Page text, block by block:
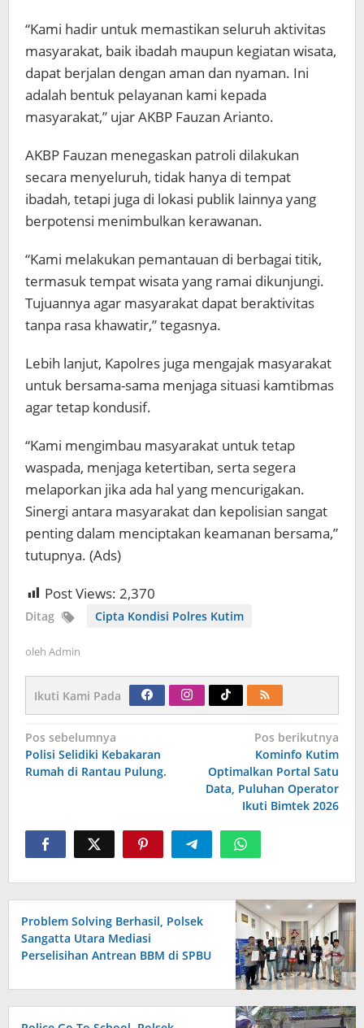
“Kami hadir untuk memastikan seluruh aktivitas
masyarakat, baik ibadah maupun kegiatan wisata,
dapat berjalan dengan aman dan nyaman. Ini
adalah bentuk pelayanan kami kepada
masyarakat,” ujar AKBP Fauzan Arianto.
AKBP Fauzan menegaskan patroli dilakukan
secara menyeluruh, tidak hanya di tempat
ibadah, tetapi juga di lokasi publik lainnya yang
berpotensi menimbulkan kerawanan.
“Kami melakukan pemantauan di berbagai titik,
termasuk tempat wisata yang ramai dikunjungi.
Tujuannya agar masyarakat dapat beraktivitas
tanpa rasa khawatir,” tegasnya.
Lebih lanjut, Kapolres juga mengajak masyarakat
untuk bersama-sama menjaga situasi kamtibmas
agar tetap kondusif.
“Kami mengimbau masyarakat untuk tetap
waspada, menjaga ketertiban, serta segera
melaporkan jika ada hal yang mencurigakan.
Sinergi antara masyarakat dan kepolisian sangat
penting dalam menciptakan keamanan bersama,”
tutupnya. (Ads)
Post Views: 2,370
Ditag Cipta Kondisi Polres Kutim
oleh Admin
Ikuti Kami Pada
Navigasi
pos
Pos sebelumnya
Polisi Selidiki Kebakaran
Rumah di Rantau Pulung.
Pos berikutnya
Kominfo Kutim
Optimalkan Portal Satu
Data, Puluhan Operator
Ikuti Bimtek 2026
Problem Solving Berhasil, Polsek
Sangatta Utara Mediasi
Perselisihan Antrean BBM di SPBU